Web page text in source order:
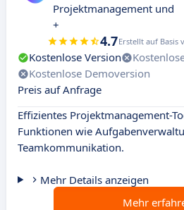
Projektmanagement und
+
4.7Erstellt auf Basis
Kostenlose Version
Kostenlose Demoversion
Preis auf Anfrage
Effizientes Projektmanagement-
Funktionen wie
Teamkommunikation.
Mehr Details anzeigen
Mehr